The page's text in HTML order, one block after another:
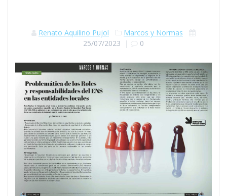
Renato Aquilino Pujol
Marcos y Normas
25/07/2023 | 0